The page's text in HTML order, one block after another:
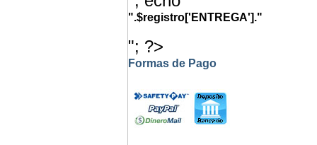
".$registro['ENTREGA']."
"; ?>
Formas de Pago